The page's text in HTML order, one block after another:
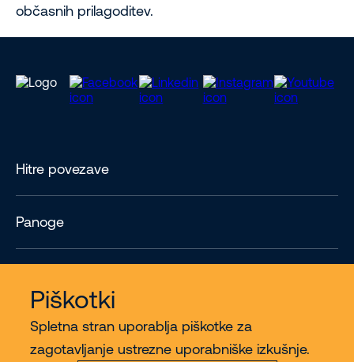
Piškotki
Spletna stran uporablja piškotke za
zagotavljanje ustrezne uporabniške izkušnje.
občasnih prilagoditev.
Hitre povezave
Panoge
Več